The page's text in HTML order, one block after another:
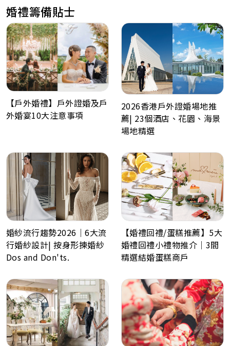
婚禮籌備貼士
【戶外婚禮】戶外證婚及戶
外婚宴10大注意事項
2026香港戶外證婚場地推
薦| 23個酒店、花園、海景
場地精選
婚紗流行趨勢2026｜6大流
行婚紗設計| 按身形揀婚紗
Dos and Don'ts.
【婚禮回禮/蛋糕推薦】5大
婚禮回禮小禮物推介｜3間
精選結婚蛋糕商戶